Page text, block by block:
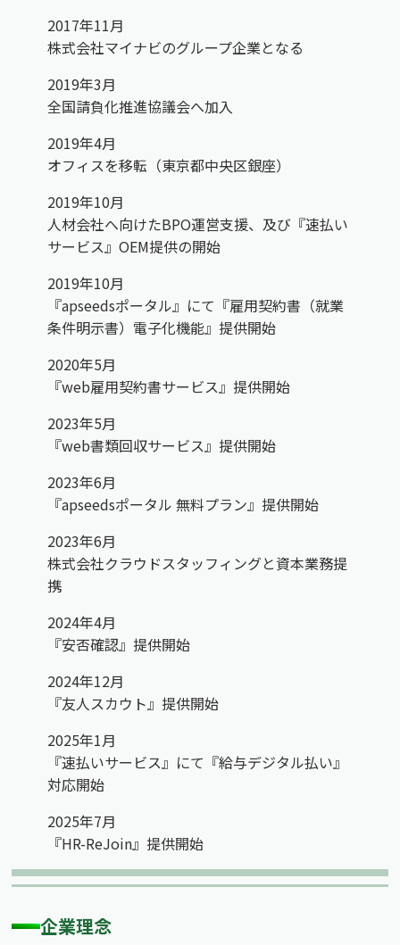
2017年11月
株式会社マイナビのグループ企業となる
2019年3月
全国請負化推進協議会へ加入
2019年4月
オフィスを移転（東京都中央区銀座）
2019年10月
人材会社へ向けたBPO運営支援、及び『速払い
サービス』OEM提供の開始
2019年10月
『apseedsポータル』にて『雇用契約書（就業
条件明示書）電子化機能』提供開始
2020年5月
『web雇用契約書サービス』提供開始
2023年5月
『web書類回収サービス』提供開始
2023年6月
『apseedsポータル 無料プラン』提供開始
2023年6月
株式会社クラウドスタッフィングと資本業務提
携
2024年4月
『安否確認』提供開始
2024年12月
『友人スカウト』提供開始
2025年1月
『速払いサービス』にて『給与デジタル払い』
対応開始
2025年7月
『HR-ReJoin』提供開始
企業理念